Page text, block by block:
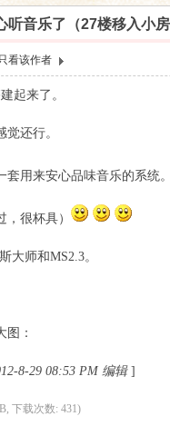
索
音乐了（27楼移入小房
看该作者
起来了。
还行。
套用来安心品味音乐的系
，很杯具）
大师和MS2.3。
图：
8-29 08:53 PM 编辑]
下载次数: 431)